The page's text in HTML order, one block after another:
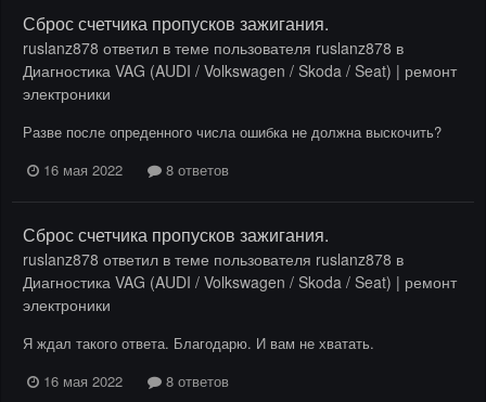
Сброс счетчика пропусков зажигания.
ruslanz878 ответил в теме пользователя ruslanz878 в
Диагностика VAG (AUDI / Volkswagen / Skoda / Seat) | ремонт
электроники
Разве после опреденного числа ошибка не должна выскочить?
16 мая 2022
8 ответов
Сброс счетчика пропусков зажигания.
ruslanz878 ответил в теме пользователя ruslanz878 в
Диагностика VAG (AUDI / Volkswagen / Skoda / Seat) | ремонт
электроники
Я ждал такого ответа. Благодарю. И вам не хватать.
16 мая 2022
8 ответов